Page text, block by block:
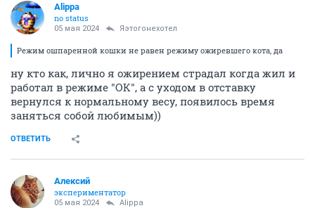
Alippa
no status
05 мая 2024 Яэтогонехотел
Режим ошпаренной кошки не равен режиму ожиревшего кота, да
ну кто как, лично я ожирением страдал когда жил и
работал в режиме "ОК", а с уходом в отставку
вернулся к нормальному весу, появилось время
заняться собой любимым))
ОТВЕТИТЬ
Алексий
экспериментатор
05 мая 2024 Alippa